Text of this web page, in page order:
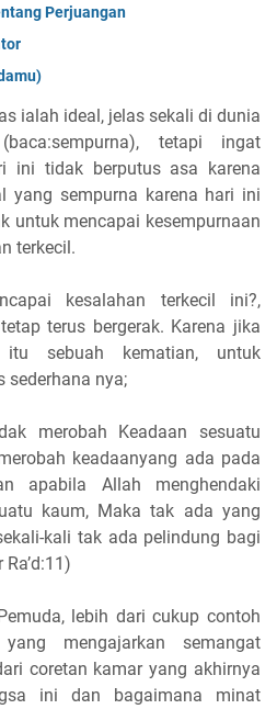
Perjuangan
ialah ideal, jelas sekali di dunia
tetapi ingat
ini tidak berputus asa karena
yang sempurna karena hari ini
untuk mencapai kesempurnaan
terkecil.
kesalahan terkecil ini?,
terus bergerak. Karena jika
sebuah kematian, untuk
sederhana nya;
merobah Keadaan sesuatu
keadaanyang ada pada
apabila Allah menghendaki
kaum, Maka tak ada yang
kali tak ada pelindung bagi
lebih dari cukup contoh
mengajarkan semangat
coretan kamar yang akhirnya
ini dan bagaimana minat